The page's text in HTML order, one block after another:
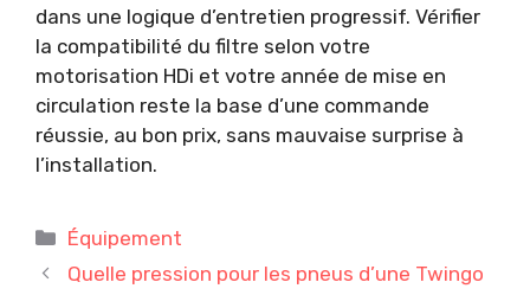
dans une logique d’entretien progressif. Vérifier
la compatibilité du filtre selon votre
motorisation HDi et votre année de mise en
circulation reste la base d’une commande
réussie, au bon prix, sans mauvaise surprise à
l’installation.
Catégories
Équipement
Quelle pression pour les pneus d’une Twingo